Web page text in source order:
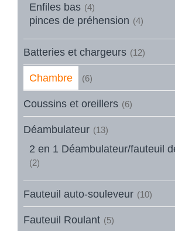
Enfiles bas (4)
pinces de préhension (4)
Batteries et chargeurs (12)
Chambre (6)
Coussins et oreillers (6)
Déambulateur (13)
2 en 1 Déambulateur/fauteuil
(2)
Fauteuil auto-souleveur (10)
Fauteuil Roulant (5)